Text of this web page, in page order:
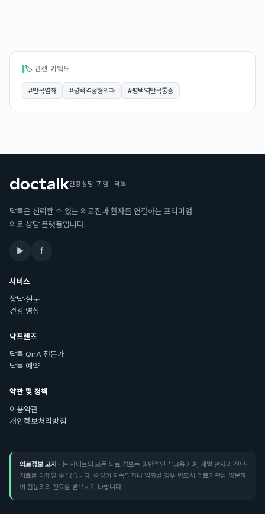
🏷 관련 키워드
#발목염좌 #평택역정형외과 #평택역발목통증
건강상담 포럼 · 닥톡
닥톡은 신뢰할 수 있는 의료진과 환자를 연결하는 프리미엄
의료 상담 플랫폼입니다.
▶ f
서비스
상담·질문
건강 영상
닥프렌즈
닥톡 QnA 전문가
닥톡 예약
약관 및 정책
이용약관
개인정보처리방침
의료정보 고지 · 본 사이트의 모든 의료 정보는 일반적인 참고용이며, 개별 환자의 진단·
치료를 대체할 수 없습니다. 증상이 지속되거나 악화될 경우 반드시 의료기관을 방문하
여 전문의의 진료를 받으시기 바랍니다.